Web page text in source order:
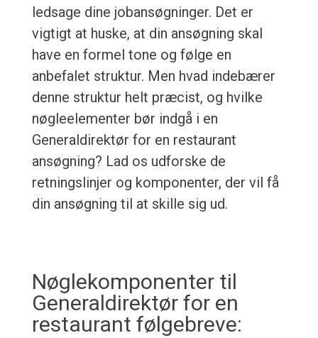
ledsage dine jobansøgninger. Det er
vigtigt at huske, at din ansøgning skal
have en formel tone og følge en
anbefalet struktur. Men hvad indebærer
denne struktur helt præcist, og hvilke
nøgleelementer bør indgå i en
Generaldirektør for en restaurant
ansøgning? Lad os udforske de
retningslinjer og komponenter, der vil få
din ansøgning til at skille sig ud.
Nøglekomponenter til
Generaldirektør for en
restaurant følgebreve: